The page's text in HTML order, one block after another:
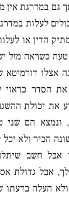
גם במדרגת אין
לעלות
הדין או
כשראה מזל
אצלו דורמיטא
הסדר כראוי
את יכולת
ונמצא הם שני
הכיר ולא יכל
אבל חשב
אבל גדולת
העלה בדעתו